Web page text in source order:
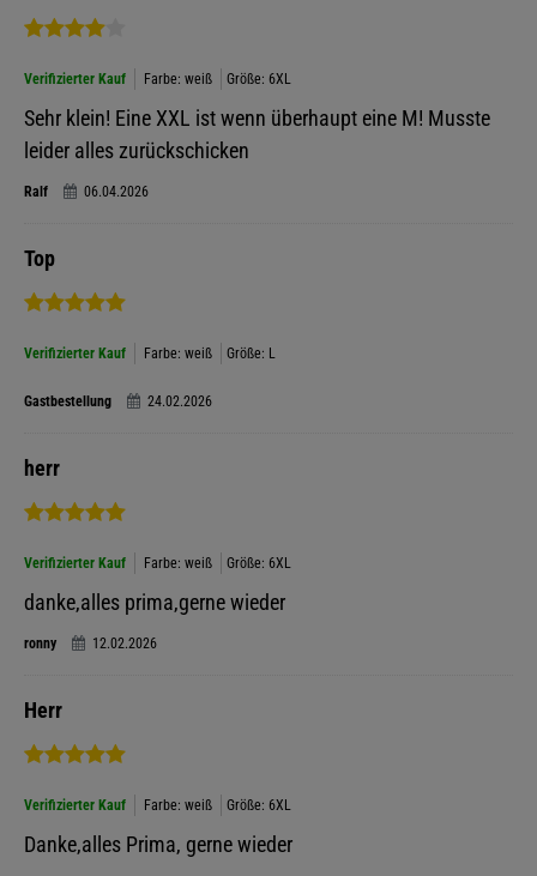
Verifizierter Kauf Farbe: weiß Größe: 6XL
Sehr klein! Eine XXL ist wenn überhaupt eine M! Musste
leider alles zurückschicken
Ralf 06.04.2026
Top
Verifizierter Kauf Farbe: weiß Größe: L
Gastbestellung 24.02.2026
herr
Verifizierter Kauf Farbe: weiß Größe: 6XL
danke,alles prima,gerne wieder
ronny 12.02.2026
Herr
Verifizierter Kauf Farbe: weiß Größe: 6XL
Danke,alles Prima, gerne wieder